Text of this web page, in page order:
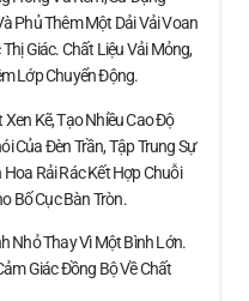
Phủ Thêm Một Dải Vải Voan
Giác. Chất Liệu Vải Mỏng,
Lớp Chuyển Động.
Kẽ, Tạo Nhiều Cao Độ
Của Đèn Trần, Tập Trung Sự
Rải Rác Kết Hợp Chuỗi
Bố Cục Bàn Tròn.
Nhỏ Thay Vì Một Bình Lớn.
Giác Đồng Bộ Về Chất